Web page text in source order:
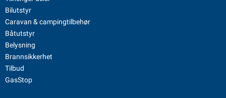
Bilutstyr
Caravan & campingtilbehør
Båtutstyr
Belysning
Brannsikkerhet
Tilbud
GasStop